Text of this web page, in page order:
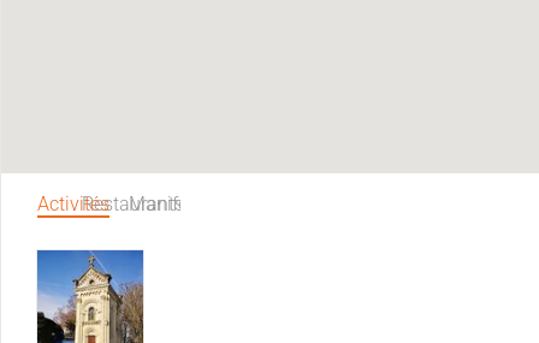
ActivitésRestaurantsManifestations